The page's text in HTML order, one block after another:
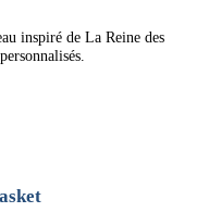
inspiré de La Reine des